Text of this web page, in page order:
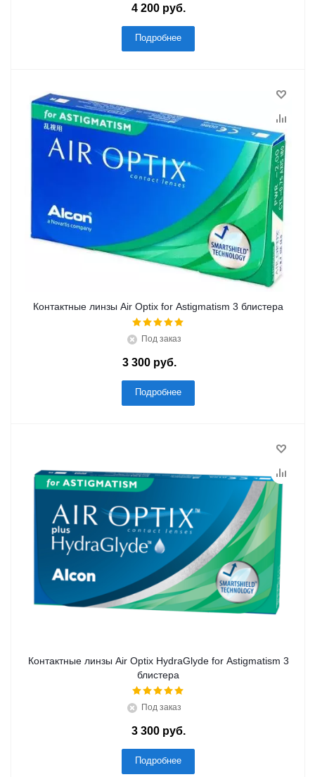
4 200 руб.
Подробнее
Контактные линзы Air Optix for Astigmatism 3 блистера
Под заказ
3 300 руб.
Подробнее
Контактные линзы Air Optix HydraGlyde for Astigmatism 3
блистера
Под заказ
3 300 руб.
Подробнее